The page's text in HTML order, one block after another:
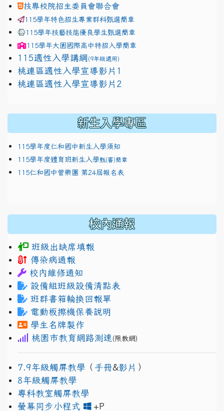
技專校院招生委員會聯合會
115學年特色招生專業群科甄選簡章
115學年技藝技能優良學生甄選簡章
115學年大園國際高中特招入學簡章
115適性入學講綱 (9年級適用)
link to https://docs.google.com/presentation/d/
桃連區適性入學宣導影片1
link to https://docs.google.com/presentation/d/
桃連區適性入學宣導影片2
新生入學專區
115學年度仁和國中新生入學須知
115學年度體育班新生入學甄(審)簡章
115仁和國中管樂團 第24屆報名表
校內通報
班級出缺席填報
傳染病通報
校內維修通知
設備組班級設備清點表
班群書箱輪換回報單
電動板擦機保養說明
學生名牌製作
桃園市教育網路測速 (限教網)
7.9年級觸屏教學 （ 手冊&影片 ）
8年級觸屏教學
專科教室觸屏教學
螢幕同步小程式
+P